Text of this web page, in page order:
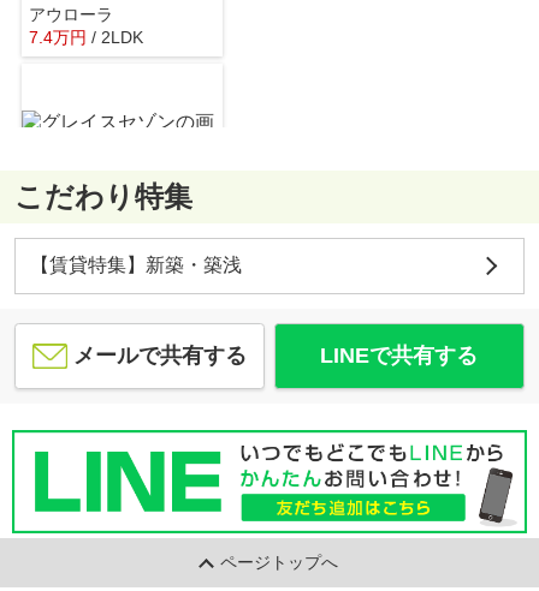
アウローラ
7.4万円 / 2LDK
リーブル志紀
/ 2LDK
こだわり特集
【賃貸特集】新築・築浅
メールで共有する LINEで共有する
ページトップへ